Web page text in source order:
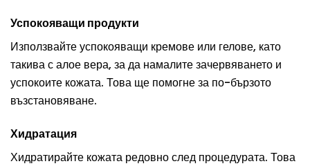
Успокояващи продукти
Използвайте успокояващи кремове или гелове, като
такива с алое вера, за да намалите зачервяването и
успокоите кожата. Това ще помогне за по-бързото
възстановяване.
Хидратация
Хидратирайте кожата редовно след процедурата. Това